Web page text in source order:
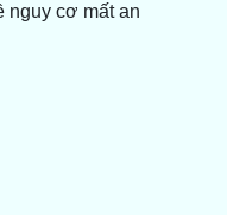
nguy cơ mất an